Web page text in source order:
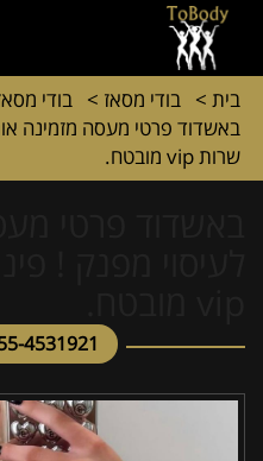
בית > בודי מסאז > בודי
באשדוד פרטי מעסה מזמינה
שרות vip מובטח.
4531921